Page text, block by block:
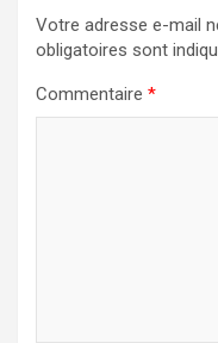
Votre adresse e-mail
obligatoires sont
Commentaire *